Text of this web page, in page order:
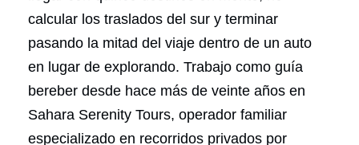
calcular los traslados del sur y terminar
pasando la mitad del viaje dentro de un auto
en lugar de explorando. Trabajo como guía
bereber desde hace más de veinte años en
Sahara Serenity Tours, operador familiar
especializado en recorridos privados por